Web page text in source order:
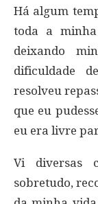
Há algum
toda a
deixando
dificuldade
resolveu
que eu
eu era livre
Vi diversas
sobretudo,